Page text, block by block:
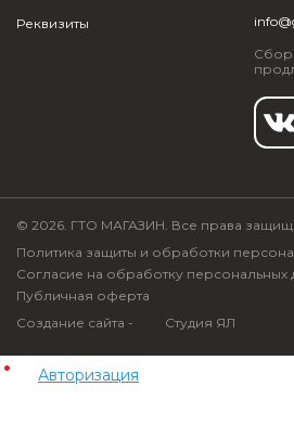
Реквизиты
Сбор
© 2026. ГТО МАГАЗИН. Все права
Политика защиты и обработки
Согласие на обработку персональных
Публичная оферта
Создание сайта -
Студия ЯЛ
Авторизация